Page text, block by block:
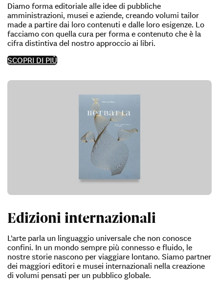
Diamo forma editoriale alle idee di pubbliche
amministrazioni, musei e aziende, creando volumi tailor
made a partire dai loro contenuti e dalle loro esigenze. Lo
facciamo con quella cura per forma e contenuto che è la
cifra distintiva del nostro approccio ai libri.
SCOPRI DI PIÙ
Edizioni internazionali
L’arte parla un linguaggio universale che non conosce
confini. In un mondo sempre più connesso e fluido, le
nostre storie nascono per viaggiare lontano. Siamo partner
dei maggiori editori e musei internazionali nella creazione
di volumi pensati per un pubblico globale.